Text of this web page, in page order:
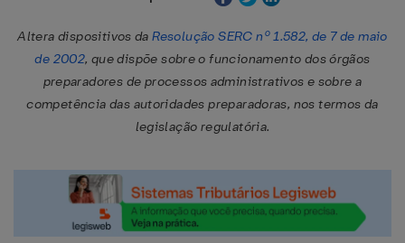
Altera dispositivos daResolução SERC nº 1.582, de 7 de maio
de 2002, que dispõe sobre o funcionamento dos órgãos
preparadores de processos administrativos e sobre a
competência das autoridades preparadoras, nos termos da
legislação regulatória.